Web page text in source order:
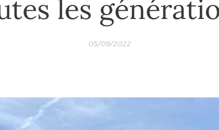
les
05/09/2022